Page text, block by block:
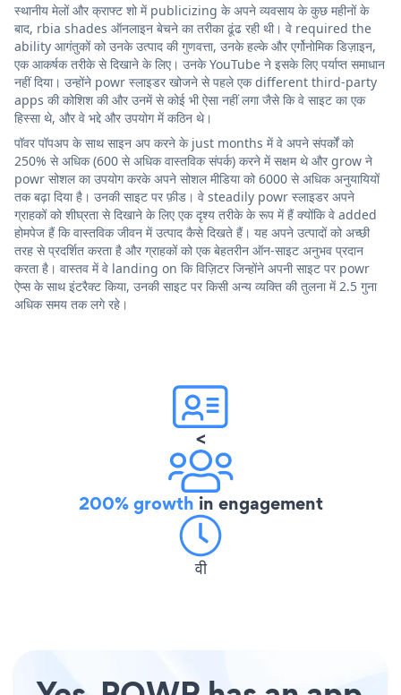
स्थानीय मेलों और क्राफ्ट शो में publicizing के अपने व्यवसाय के कुछ महीनों के
बाद, rbia shades ऑनलाइन बेचने का तरीका ढूंढ रही थी। वे required the
ability आगंतुकों को उनके उत्पाद की गुणवत्ता, उनके हल्के और एर्गोनोमिक डिज़ाइन,
एक आकर्षक तरीके से दिखाने के लिए। उनके YouTube ने इसके लिए पर्याप्त समाधान
नहीं दिया। उन्होंने powr स्लाइडर खोजने से पहले एक different third-party
apps की कोशिश की और उनमें से कोई भी ऐसा नहीं लगा जैसे कि वे साइट का एक
हिस्सा थे, और वे भद्दे और उपयोग में कठिन थे।
पॉवर पॉपअप के साथ साइन अप करने के just months में वे अपने संपर्कों को
250% से अधिक (600 से अधिक वास्तविक संपर्क) करने में सक्षम थे और grow ने
powr सोशल का उपयोग करके अपने सोशल मीडिया को 6000 से अधिक अनुयायियों
तक बढ़ा दिया है। उनकी साइट पर फ़ीड। वे steadily powr स्लाइडर अपने
ग्राहकों को शीघ्रता से दिखाने के लिए एक दृश्य तरीके के रूप में हैं क्योंकि वे added
होमपेज हैं कि वास्तविक जीवन में उत्पाद कैसे दिखते हैं। यह अपने उत्पादों को अच्छी
तरह से प्रदर्शित करता है और ग्राहकों को एक बेहतरीन ऑन-साइट अनुभव प्रदान
करता है। वास्तव में वे landing on कि विज़िटर जिन्होंने अपनी साइट पर powr
ऐप्स के साथ इंटरैक्ट किया, उनकी साइट पर किसी अन्य व्यक्ति की तुलना में 2.5 गुना
अधिक समय तक लगे रहे।
<
200% growth in engagement
वी